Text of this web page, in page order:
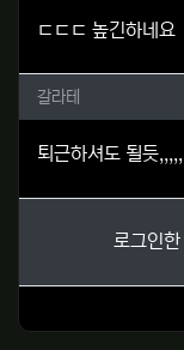
ㄷㄷㄷ 높긴하네요
갈라테님의
갈라테
퇴근하셔도 될듯
로그인